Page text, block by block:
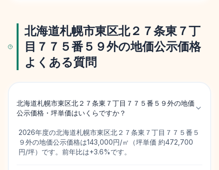
北海道札幌市東区北２７条東７丁
目７７５番５９外の地価公示価格
よくある質問
北海道札幌市東区北２７条東７丁目７７５番５９外の地価
公示価格・坪単価はいくらですか？
2026年度の北海道札幌市東区北２７条東７丁目７７５番５
９外の地価公示価格は143,000円/㎡（坪単価 約472,700
円/坪）です。前年比は+3.6%です。